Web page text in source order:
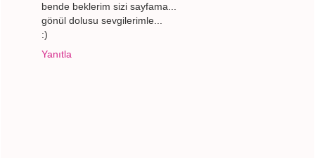
bende beklerim sizi sayfama...
gönül dolusu sevgilerimle...
:)
Yanıtla